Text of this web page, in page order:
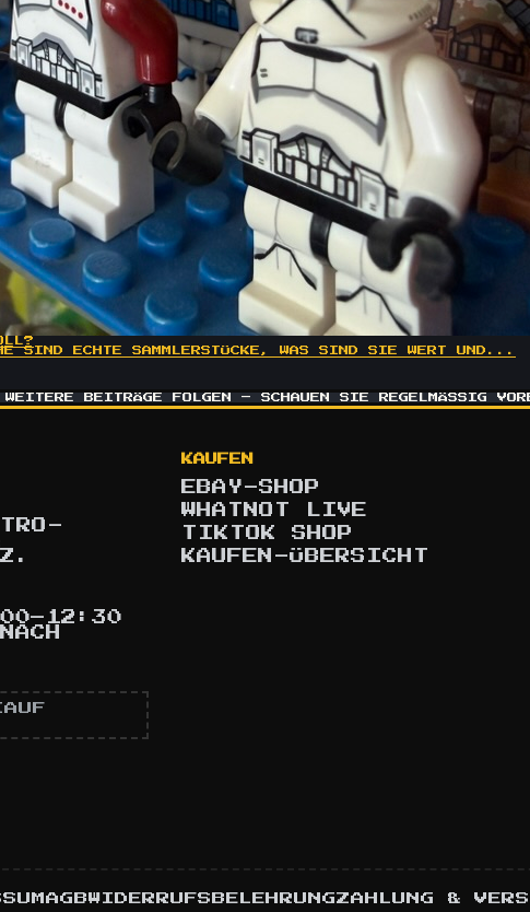
SIND ECHTE SAMMLERSTÜCKE, WAS SIND SIE WERT UND...
WEITERE BEITRÄGE FOLGEN – SCHAUEN SIE REGELMÄSSIG
KAUFEN
EBAY-SHOP
WHATNOT LIVE
TIKTOK SHOP
KAUFEN-ÜBERSICHT
AGBWIDERRUFSBELEHRUNGZAHLUNG &